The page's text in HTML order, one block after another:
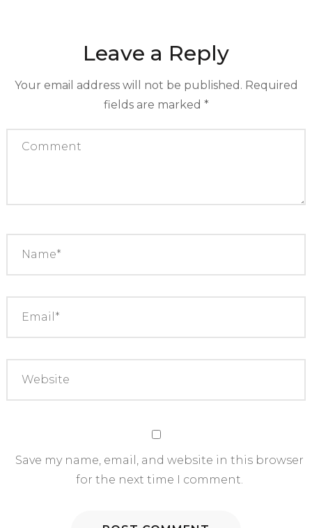
Leave a Reply
Your email address will not be published. Required
fields are marked *
Save my name, email, and website in this browser
for the next time I comment.